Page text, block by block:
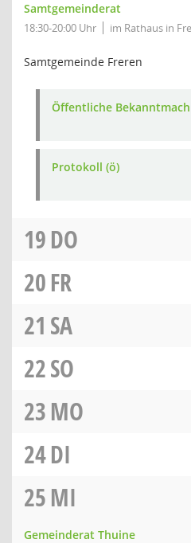
Samtgemeinderat
18:30-20:00 Uhr im Rathaus in
Samtgemeinde Freren
Öffentliche
Protokoll (ö)
19DO
20FR
21 SA
22SO
23MO
24DI
25MI
Gemeinderat Thuine